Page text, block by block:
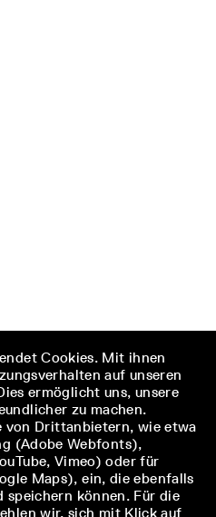
Cookies. Mit ihnen
auf unseren
ermöglicht uns, unsere
zu machen.
von Drittanbietern, wie etwa
(Adobe Webfonts),
Vimeo) oder für
Maps), ein, die ebenfalls
speichern können. Für die
wir, sich mit Klick auf